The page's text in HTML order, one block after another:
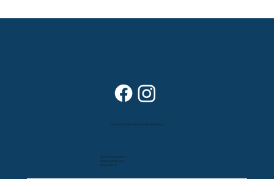
Route cantonale 4
Case postale 157
1963 Vétroz
Dans vos foyers depuis plus de 80 ans